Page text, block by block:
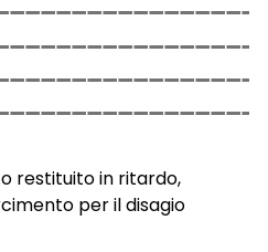
restituito in ritardo,
per il disagio